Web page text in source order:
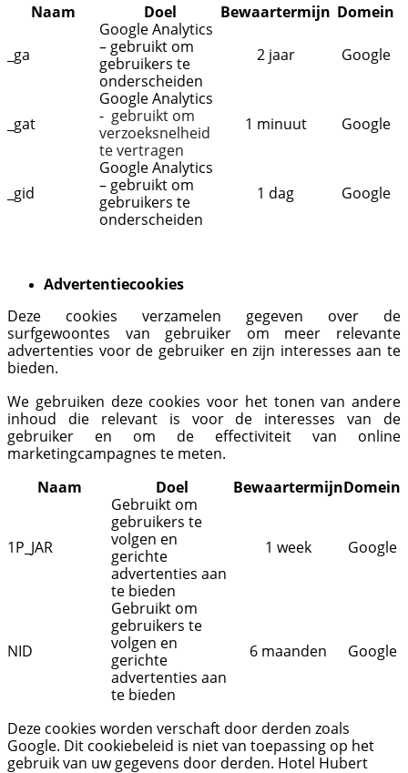
Naam
Doel Bewaartermijn Domein
_ga
Google Analytics
– gebruikt om
gebruikers te
onderscheiden
2 jaar Google
_gat
Google Analytics
- gebruikt om
verzoeksnelheid
te vertragen
1 minuut Google
_gid
Google Analytics
– gebruikt om
gebruikers te
onderscheiden
1 dag Google
Advertentiecookies
Deze cookies verzamelen gegeven over de
surfgewoontes van gebruiker om meer relevante
advertenties voor de gebruiker en zijn interesses aan te
bieden.
We gebruiken deze cookies voor het tonen van andere
inhoud die relevant is voor de interesses van de
gebruiker en om de effectiviteit van online
marketingcampagnes te meten.
Naam
Doel BewaartermijnDomein
1P_JAR
Gebruikt om
gebruikers te
volgen en
gerichte
advertenties aan
te bieden
1 week Google
NID
Gebruikt om
gebruikers te
volgen en
gerichte
advertenties aan
te bieden
6 maanden Google
Deze cookies worden verschaft door derden zoals
Google. Dit cookiebeleid is niet van toepassing op het
gebruik van uw gegevens door derden. Hotel Hubert